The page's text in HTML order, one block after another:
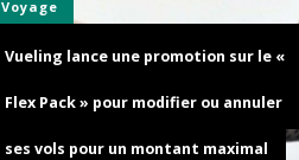
Voyage
Vueling lance une promotion sur le «
Flex Pack » pour modifier ou annuler
ses vols pour un montant maximal